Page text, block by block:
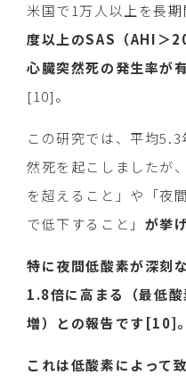
米国で1万人以上を長期
度以上のSAS（AHI＞
心臓突然死の発生率が
[10]。
この研究では、平均
然死を起こしましたが
を超えること」や「夜
で低下すること」 が挙
特に夜間低酸素が深刻
1.8倍に高まる（最低
増）との報告です[10]。
これは低酸素によって